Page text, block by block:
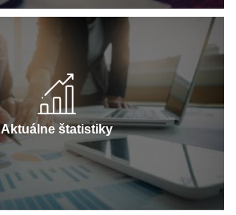
Aktuálne štatistiky